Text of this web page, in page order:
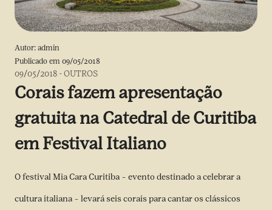
Autor: admin
Publicado em 09/05/2018
09/05/2018 -OUTROS
Corais fazem apresentação
gratuita na Catedral de Curitiba
em Festival Italiano
O festival Mia Cara Curitiba – evento destinado a celebrar a
cultura italiana – levará seis corais para cantar os clássicos